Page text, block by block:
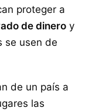
proteger a
de dineroy
se usen de
de un país a
las